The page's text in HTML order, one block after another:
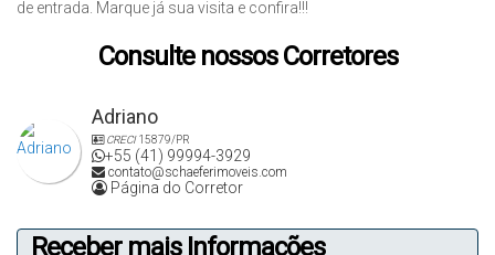
de entrada. Marque já sua visita e confira!!!
Consulte nossos Corretores
Adriano
CRECI15879/PR
+55 (41) 99994-3929
contato@schaeferimoveis.com
Página do Corretor
Receber mais Informações